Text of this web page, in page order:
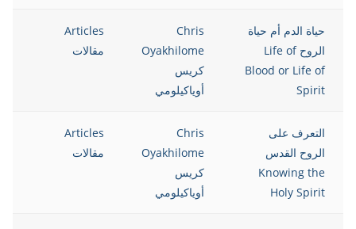
حياة الدم أم حياة
الروح Life of
Blood or Life of
Spirit
Chris
Oyakhilome
كريس
أوياكيلومي
Articles
مقالات
التعرف على
الروح القدس
Knowing the
Holy Spirit
Chris
Oyakhilome
كريس
أوياكيلومي
Articles
مقالات